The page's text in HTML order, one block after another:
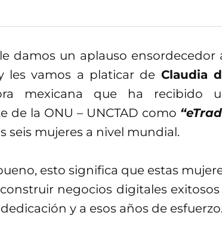
damos un aplauso ensordecedor
les vamos a platicar de Claudia
mexicana que ha recibido
la ONU – UNCTAD como
seis mujeres a nivel mundial.
esto significa que estas
negocios digitales exitosos
y a esos años de esfuerzo.